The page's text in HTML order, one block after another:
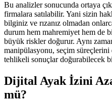
Bu analizler sonucunda ortaya
firmalara satılabilir. Yani sizin
bilginiz ve rızanız olmadan
durum hem mahremiyet hem de
büyük riskler doğurur. Aynı
manipülasyonu, seçim
tehlikeli sonuçlar doğurabilecek
Dijital Ayak İzini
mü?